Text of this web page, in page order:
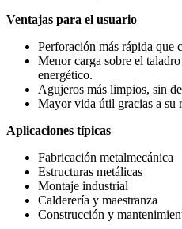
Ventajas para el usuario
Perforación más rápida que
Menor carga sobre el
energético.
Agujeros más limpios, sin
Mayor vida útil gracias a su
Aplicaciones típicas
Fabricación metalmecánica
Estructuras metálicas
Montaje industrial
Calderería y maestranza
Construcción y